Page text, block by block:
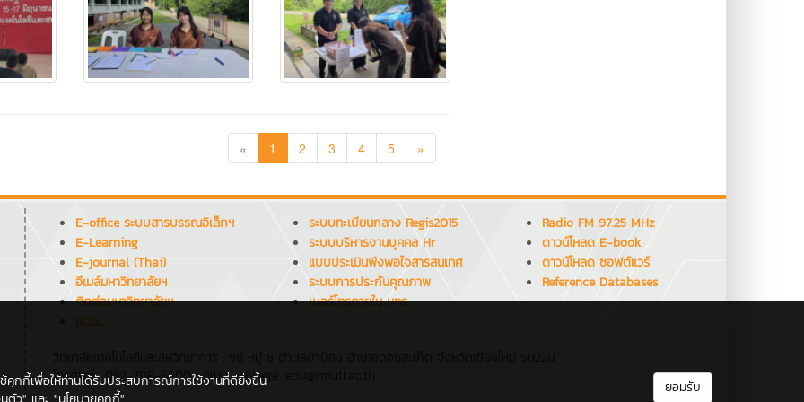
« 1 2 3 4 5 »
E-office ระบบสารบรรณอิเล็กฯ
E-Learning
E-journal (Thai)
อีเมล์มหาวิทยาลัยฯ
ติดต่อมหาวิทยาลัยฯ
ระบบทะเบียนกลาง Regis2015
ระบบบริหารงานบุคคล Hr
แบบประเมินพึงพอใจสารสนเทศ
ระบบการประกันคุณภาพ
เบอร์โทรภายใน มทร.
Radio FM 97.25 MHz
ดาวน์โหลด E-book
ดาวน์โหลด ซอฟต์แวร์
Reference Databases
วิทยาลัยเทคโนโลยีและสหวิทยาการ : 98 หมู่ 8 ตำบลป่าป้อง อำเภอดอยสะเก็ด จังหวัดเชียงใหม่ 50220
โทรศัพท์ : 082-708-6800 , อีเมล : college_edu@rmutl.ac.th
ช้คุกกี้เพื่อให้ท่านได้รับประสบการณ์การใช้งานที่ดียิ่งขึ้น
ยอมรับ